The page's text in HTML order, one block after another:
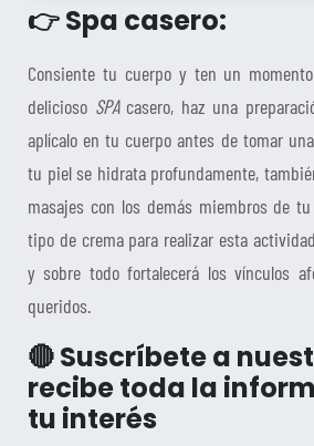
👉 Spa casero:
Consiente tu cuerpo y ten un
delicioso SPAcasero, haz una
aplícalo en tu cuerpo antes de tomar
tu piel se hidrata profundamente,
masajes con los demás miembros de
tipo de crema para realizar esta
y sobre todo fortalecerá los vínculos
queridos.
🔴 Suscríbete a
recibe toda la
tu interés